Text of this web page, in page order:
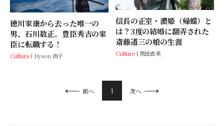
徳川家康から去った唯一の
男、石川数正。豊臣秀吉の家
臣に転職する！
Culture Dyson 尚子
信長の正室・濃姫（帰蝶）と
は？3度の結婚に翻弄された
斎藤道三の娘の生涯
Culture 黒田直美
前へ 1 次へ